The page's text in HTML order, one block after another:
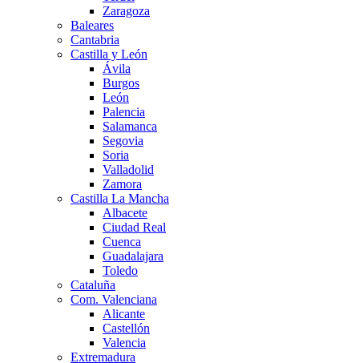
Zaragoza
Baleares
Cantabria
Castilla y León
Ávila
Burgos
León
Palencia
Salamanca
Segovia
Soria
Valladolid
Zamora
Castilla La Mancha
Albacete
Ciudad Real
Cuenca
Guadalajara
Toledo
Cataluña
Com. Valenciana
Alicante
Castellón
Valencia
Extremadura